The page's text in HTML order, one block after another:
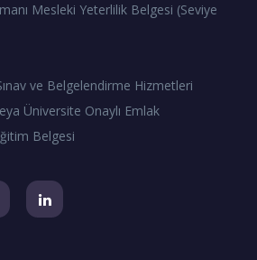
Mesleki Yeterlilik Belgesi (Seviye
ve Belgelendirme Hizmetleri
Üniversite Onaylı Emlak
Belgesi